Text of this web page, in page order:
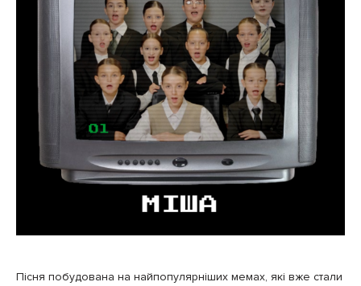
Пісня побудована на найпопулярніших мемах, які вже стали